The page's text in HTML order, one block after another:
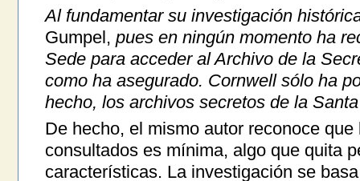
Al fundamentar su investigación
Gumpel, pues en ningún momento ha
Sede para acceder al Archivo de la
como ha asegurado. Cornwell sólo ha
hecho, los archivos secretos de la
De hecho, el mismo autor reconoce
consultados es mínima, algo que quita
características. La investigación se